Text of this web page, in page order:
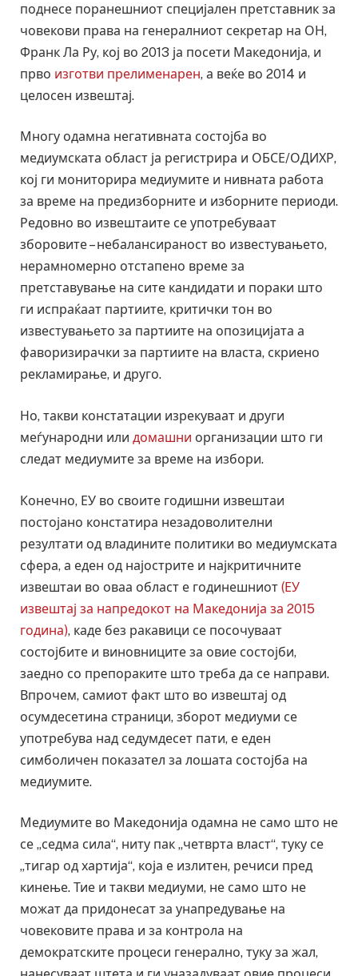
поднесе поранешниот специјален претставник за
човекови права на генералниот секретар на ОН,
Франк Ла Ру, кој во 2013 ја посети Македонија, и
прво изготви прелименарен, а веќе во 2014 и
целосен извештај.
Многу одамна негативната состојба во
медиумската област ја регистрира и ОБСЕ/ОДИХР,
кој ги мониторира медиумите и нивната работа
за време на предизборните и изборните периоди.
Редовно во извештаите се употребуваат
зборовите – небалансираност во известувањето,
нерамномерно отстапено време за
претставување на сите кандидати и пораки што
ги испраќаат партиите, критички тон во
известувањето за партиите на опозицијата а
фаворизирачки за партиите на власта, скриено
рекламирање, и друго.
Но, такви констатации изрекуваат и други
меѓународни или домашни организации што ги
следат медиумите за време на избори.
Конечно, ЕУ во своите годишни извештаи
постојано констатира незадоволителни
резултати од владините политики во медиумската
сфера, а еден од најострите и најкритичните
извештаи во оваа област е годинешниот (ЕУ
извештај за напредокот на Македонија за 2015
година), каде без ракавици се посочуваат
состојбите и виновниците за овие состојби,
заедно со препораките што треба да се направи.
Впрочем, самиот факт што во извештај од
осумдесетина страници, зборот медиуми се
употребува над седумдесет пати, е еден
симболичен показател за лошата состојба на
медиумите.
Медиумите во Македонија одамна не само што не
се „седма сила“, ниту пак „четврта власт“, туку се
„тигар од хартија“, која е излитен, речиси пред
кинење. Тие и такви медиуми, не само што не
можат да придонесат за унапредување на
човековите права и за контрола на
демократските процеси генерално, туку за жал,